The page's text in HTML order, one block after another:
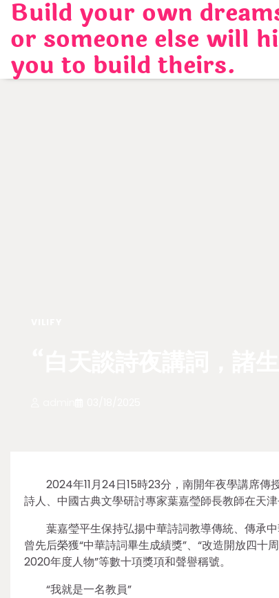
Skip
content
Build your own
or someone else will
you to build theirs.
2024年11月24日15時23分，南開年夜學講席傳
詩人、中國古典文學研討專家葉嘉瑩師長教師在天津
葉嘉瑩平生保持弘揚中華詩詞教導傳統、傳承
曾先后榮獲“中華詩詞畢生成績獎”、“改造開放四十
2020年度人物”等數十項獎項和聲譽稱號。
“我就是一名教員”